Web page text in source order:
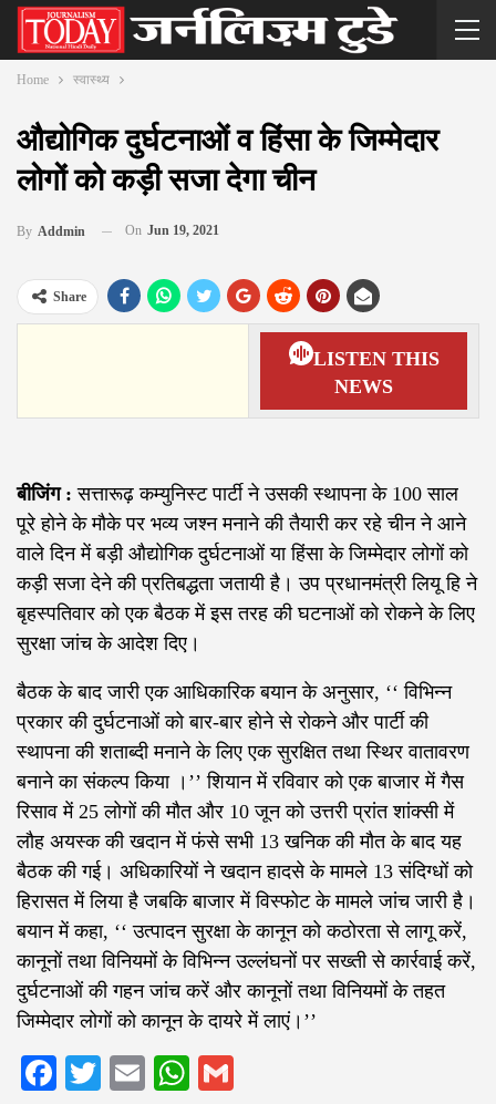
Home स्वास्थ्य
औद्योगिक दुर्घटनाओं व हिंसा के जिम्मेदार
लोगों को कड़ी सजा देगा चीन
By Addmin On Jun 19, 2021
Share
LISTEN THIS
NEWS
बीजिंग :सत्तारूढ़ कम्युनिस्ट पार्टी ने उसकी स्थापना के 100 साल
पूरे होने के मौके पर भव्य जश्न मनाने की तैयारी कर रहे चीन ने आने
वाले दिन में बड़ी औद्योगिक दुर्घटनाओं या हिंसा के जिम्मेदार लोगों को
कड़ी सजा देने की प्रतिबद्धता जतायी है। उप प्रधानमंत्री लियू हि ने
बृहस्पतिवार को एक बैठक में इस तरह की घटनाओं को रोकने के लिए
सुरक्षा जांच के आदेश दिए।
बैठक के बाद जारी एक आधिकारिक बयान के अनुसार, ‘‘ विभिन्न
प्रकार की दुर्घटनाओं को बार-बार होने से रोकने और पार्टी की
स्थापना की शताब्दी मनाने के लिए एक सुरक्षित तथा स्थिर वातावरण
बनाने का संकल्प किया ।’’ शियान में रविवार को एक बाजार में गैस
रिसाव में 25 लोगों की मौत और 10 जून को उत्तरी प्रांत शांक्सी में
लौह अयस्क की खदान में फंसे सभी 13 खनिक की मौत के बाद यह
बैठक की गई। अधिकारियों ने खदान हादसे के मामले 13 संदिग्धों को
हिरासत में लिया है जबकि बाजार में विस्फोट के मामले जांच जारी है।
बयान में कहा, ‘‘ उत्पादन सुरक्षा के कानून को कठोरता से लागू करें,
कानूनों तथा विनियमों के विभिन्न उल्लंघनों पर सख्ती से कार्रवाई करें,
दुर्घटनाओं की गहन जांच करें और कानूनों तथा विनियमों के तहत
जिम्मेदार लोगों को कानून के दायरे में लाएं।’’
Facebook
TwitterEmailWhatsApp